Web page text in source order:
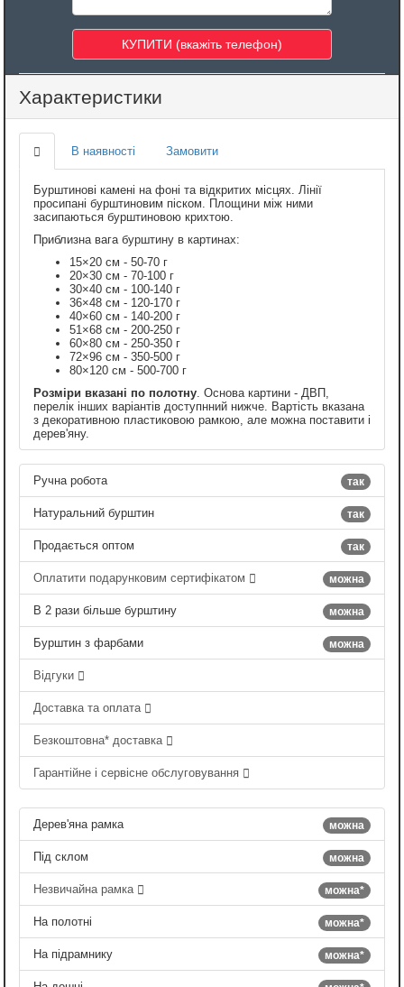
Характеристики
В наявності Замовити
Бурштинові камені на фоні та відкритих місцях. Лінії
просипані бурштиновим піском. Площини між ними
засипаються бурштиновою крихтою.
Приблизна вага бурштину в картинах:
15×20 см - 50-70 г
20×30 см - 70-100 г
30×40 см - 100-140 г
36×48 см - 120-170 г
40×60 см - 140-200 г
51×68 см - 200-250 г
60×80 см - 250-350 г
72×96 см - 350-500 г
80×120 см - 500-700 г
Розміри вказані по полотну . Основа картини - ДВП,
перелік інших варіантів доступнний нижче. Вартість вказана
з декоративною пластиковою рамкою, але можна поставити і
дерев'яну.
так
Ручна робота
так
Натуральний бурштин
так
Продається оптом
можна
Оплатити подарунковим сертифікатом
можна
В 2 рази більше бурштину
можна
Бурштин з фарбами
Відгуки
Доставка та оплата
Безкоштовна* доставка
Гарантійне і сервісне обслуговування
можна
Дерев'яна рамка
можна
Під склом
можна*
Незвичайна рамка
можна*
На полотні
можна*
На підрамнику